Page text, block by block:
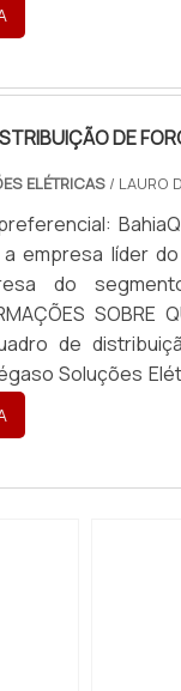
nossos sistemas,
para
utilizado
DA
para
e garanta a
DE
ELÉTRICAS / LAURO
empresa líder
do
SOBRE
de
Soluções
para correç...